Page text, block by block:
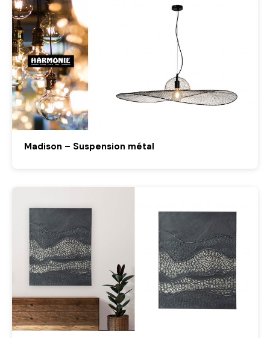
Madison – Suspension métal